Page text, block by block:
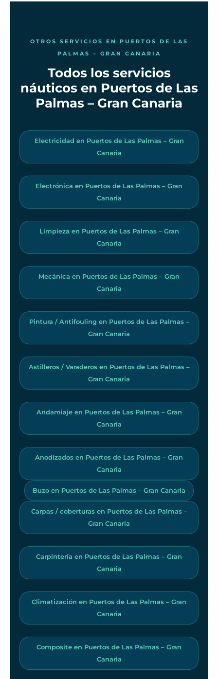
OTROS SERVICIOS EN PUERTOS DE LAS
PALMAS – GRAN CANARIA
Todos los servicios
náuticos en Puertos de Las
Palmas – Gran Canaria
Electricidad en Puertos de Las Palmas – Gran
Canaria
Electrónica en Puertos de Las Palmas – Gran
Canaria
Limpieza en Puertos de Las Palmas – Gran
Canaria
Mecánica en Puertos de Las Palmas – Gran
Canaria
Pintura / Antifouling en Puertos de Las Palmas –
Gran Canaria
Astilleros / Varaderos en Puertos de Las Palmas –
Gran Canaria
Andamiaje en Puertos de Las Palmas – Gran
Canaria
Anodizados en Puertos de Las Palmas – Gran
Canaria
Buzo en Puertos de Las Palmas – Gran Canaria
Carpas / coberturas en Puertos de Las Palmas –
Gran Canaria
Carpintería en Puertos de Las Palmas – Gran
Canaria
Climatización en Puertos de Las Palmas – Gran
Canaria
Composite en Puertos de Las Palmas – Gran
Canaria